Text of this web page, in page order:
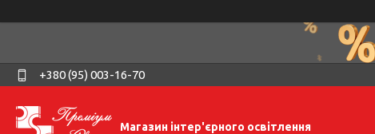
+380 (95) 003-16-70
Магазин інтер'єрного освітлення